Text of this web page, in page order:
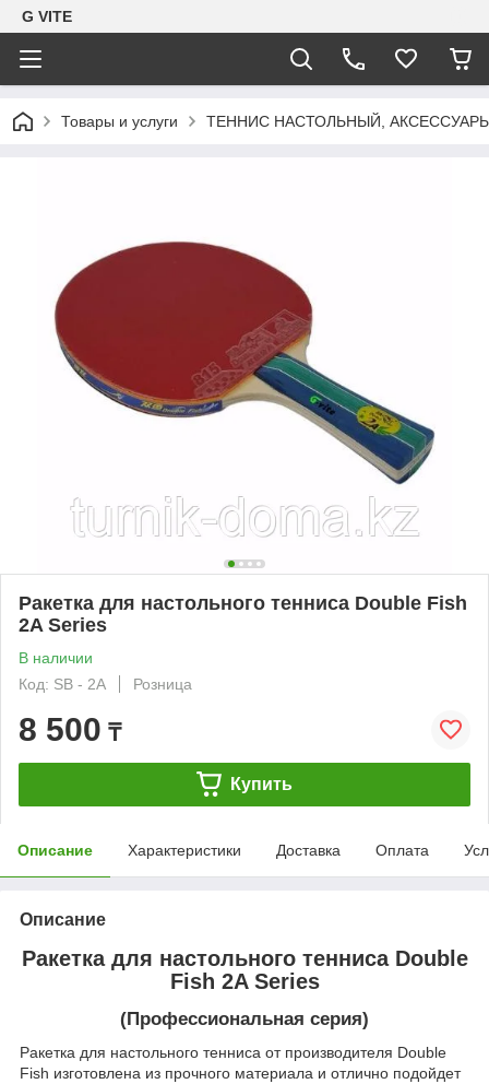
G VITE
Товары и услуги ТЕННИС НАСТОЛЬНЫЙ,
Ракетка для настольного тенниса Double Fish
2A Series
В наличии
Код: SB - 2A
Розница
8 500 ₸
Купить
Описание Характеристики Доставка Оплата
Описание
Ракетка для настольного тенниса Double
Fish 2A Series
(Профессиональная серия)
Ракетка для настольного тенниса от производителя Double
Fish изготовлена из прочного материала и отлично подойдет